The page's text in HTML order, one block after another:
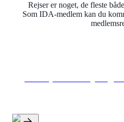
Rejser er noget, de fleste
Som IDA-medlem kan du